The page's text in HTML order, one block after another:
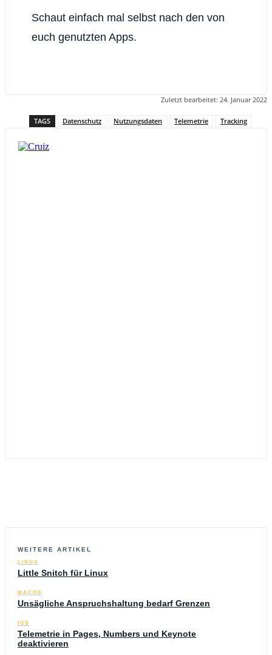
Schaut einfach mal selbst nach den von
euch genutzten Apps.
Zuletzt bearbeitet: 24. Januar 2022
TAGS Datenschutz Nutzungsdaten Telemetrie Tracking
WEITERE ARTIKEL
LINUX
Little Snitch für Linux
MACOS
Unsägliche Anspruchshaltung bedarf Grenzen
IOS
Telemetrie in Pages, Numbers und Keynote
deaktivieren